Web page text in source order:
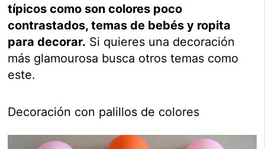
típicos como son colores poco
contrastados, temas de bebés y ropita
para decorar. Si quieres una decoración
más glamourosa busca otros temas como
este.
Decoración con palillos de colores